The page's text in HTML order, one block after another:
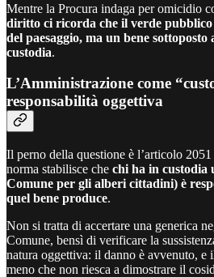
Mentre la Procura indaga per omicidio
diritto ci ricorda che il verde pubblico
del paesaggio, ma un bene
custodia.
L’Amministrazione come
responsabilità oggettiva
Il perno della questione è l’articolo
norma stabilisce che chi ha in custodia
Comune per gli alberi cittadini) è
quel bene produce.
Non si tratta di accertare una generica
Comune, bensì di verificare la
natura oggettiva: il danno è avvenuto, e
meno che non riesca a dimostrare il